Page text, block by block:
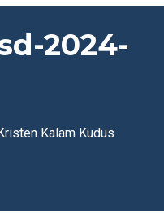
2024-
Kalam Kudus